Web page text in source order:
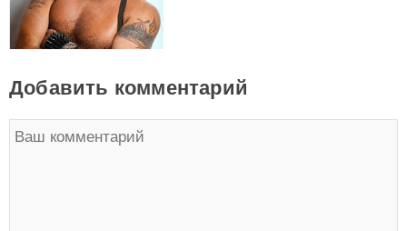
Добавить комментарий